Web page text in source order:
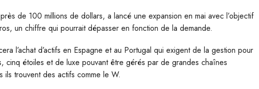
de 100 millions de dollars, a lancé une expansion en mai avec l’objectif
un chiffre qui pourrait dépasser en fonction de la demande.
l’achat d’actifs en Espagne et au Portugal qui exigent de la gestion pour
cinq étoiles et de luxe pouvant être gérés par de grandes chaînes
ils trouvent des actifs comme le W.